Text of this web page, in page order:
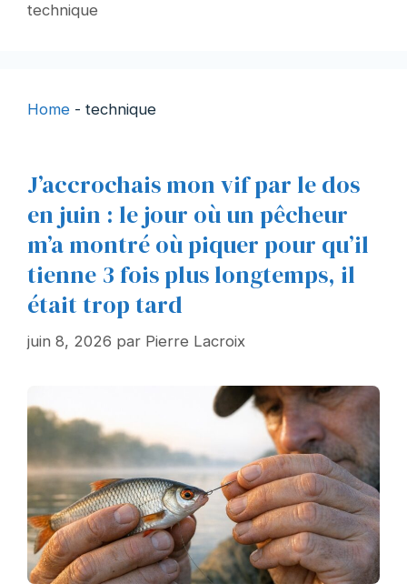
technique
Home - technique
J’accrochais mon vif par le dos
en juin : le jour où un pêcheur
m’a montré où piquer pour qu’il
tienne 3 fois plus longtemps, il
était trop tard
juin 8, 2026 par Pierre Lacroix